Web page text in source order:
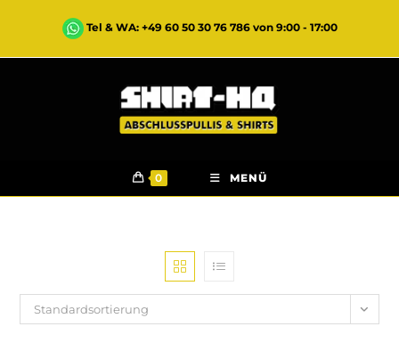
Tel & WA: +49 60 50 30 76 786 von 9:00 - 17:00
0 MENÜ
Standardsortierung